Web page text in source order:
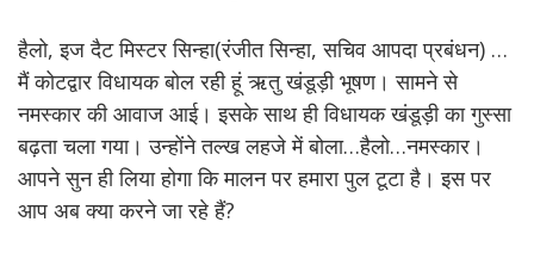
हैलो, इज दैट मिस्टर सिन्हा(रंजीत सिन्हा, सचिव आपदा प्रबंधन) …
मैं कोटद्वार विधायक बोल रही हूं ऋतु खंडूड़ी भूषण। सामने से
नमस्कार की आवाज आई। इसके साथ ही विधायक खंडूड़ी का गुस्सा
बढ़ता चला गया। उन्होंने तल्ख लहजे में बोला…हैलो…नमस्कार।
आपने सुन ही लिया होगा कि मालन पर हमारा पुल टूटा है। इस पर
आप अब क्या करने जा रहे हैं?